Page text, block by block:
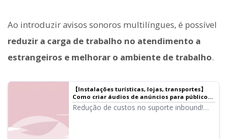
Ao introduzir avisos sonoros multilíngues, é possível
reduzir a carga de trabalho no atendimento a
estrangeiros e melhorar o ambiente de trabalho.
【Instalações turísticas, lojas, transportes】
Como criar áudios de anúncios para público
inbound! Quais são os métodos eficazes de
guia multilíngue?
Redução de custos no suporte inbound!